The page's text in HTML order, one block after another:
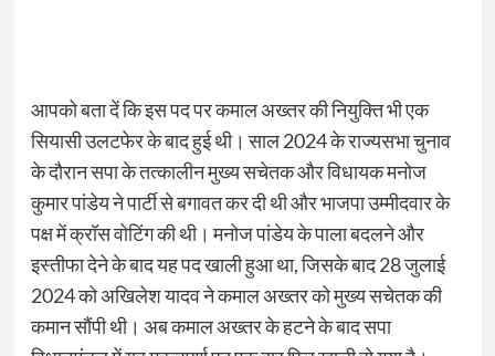
आपको बता दें कि इस पद पर कमाल अख्तर की नियुक्ति भी एक
सियासी उलटफेर के बाद हुई थी। साल 2024 के राज्यसभा चुनाव
के दौरान सपा के तत्कालीन मुख्य सचेतक और विधायक मनोज
कुमार पांडेय ने पार्टी से बगावत कर दी थी और भाजपा उम्मीदवार के
पक्ष में क्रॉस वोटिंग की थी। मनोज पांडेय के पाला बदलने और
इस्तीफा देने के बाद यह पद खाली हुआ था, जिसके बाद 28 जुलाई
2024 को अखिलेश यादव ने कमाल अख्तर को मुख्य सचेतक की
कमान सौंपी थी। अब कमाल अख्तर के हटने के बाद सपा